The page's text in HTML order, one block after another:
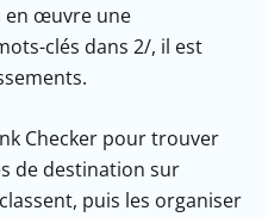
en œuvre une
clés dans 2/, il est
Checker pour trouver
de destination sur
puis les organiser